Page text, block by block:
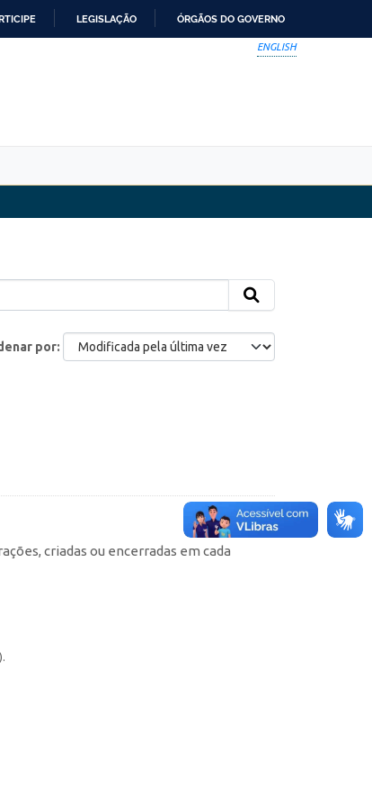
LEGISLAÇÃO ÓRGÃOS DO GOVERNO
ENGLISH
por
criadas ou encerradas em cada
).